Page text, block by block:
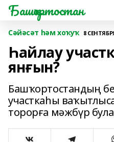
Башҡортостан
Сәйәсәт һәм хоҡуҡ 8
Һайлау
янғын?
Башҡортостандың
участкаһы
торорға мәжбүр